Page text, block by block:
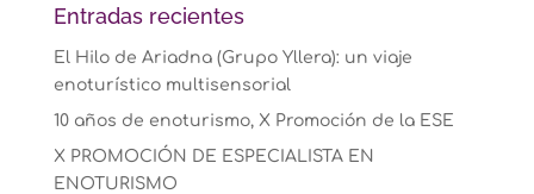
Entradas recientes
El Hilo de Ariadna (Grupo Yllera): un viaje
enoturístico multisensorial
10 años de enoturismo, X Promoción de la ESE
X PROMOCIÓN DE ESPECIALISTA EN
ENOTURISMO